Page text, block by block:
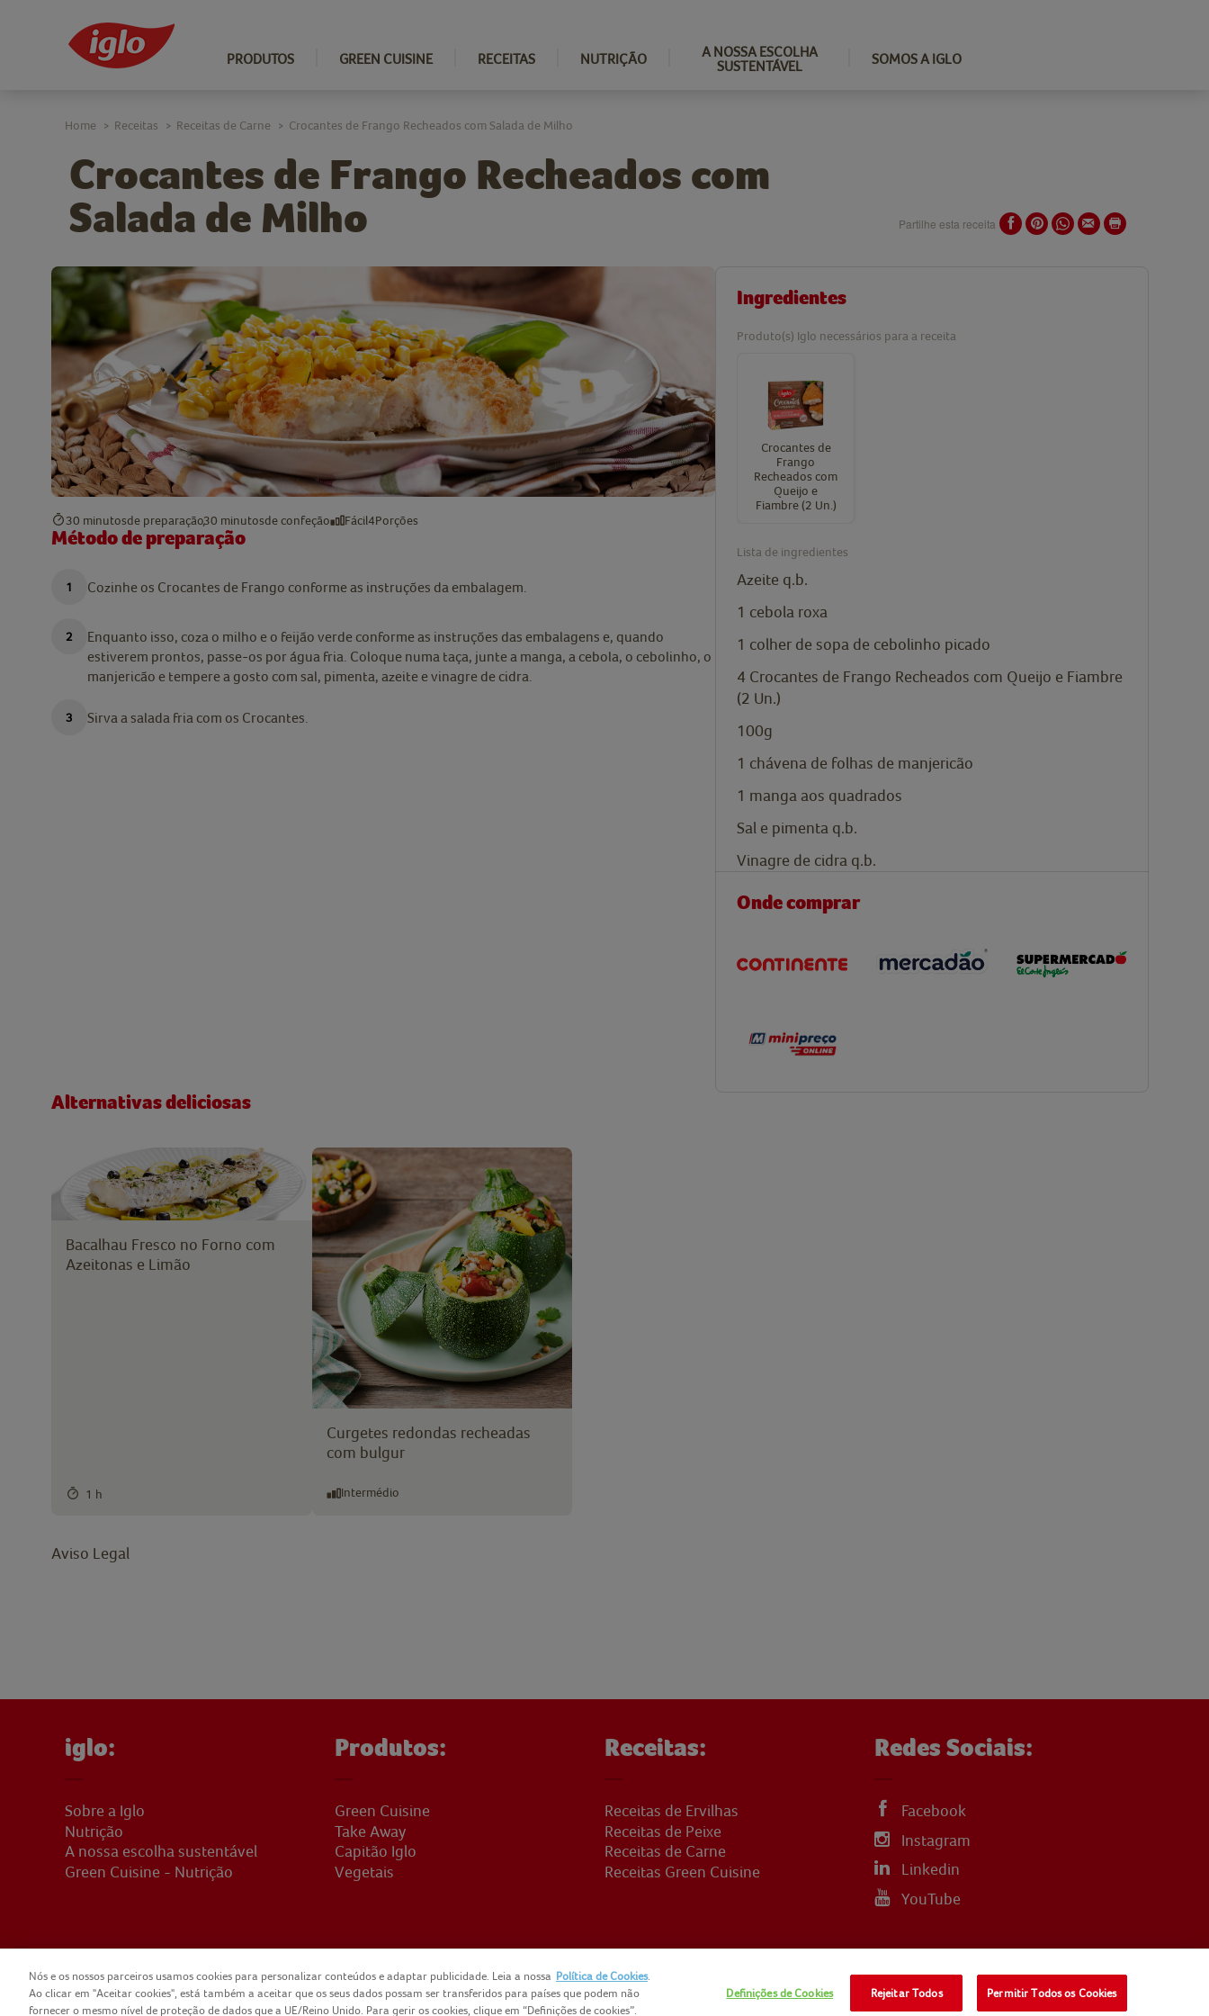
PRODUTOS GREEN CUISINE RECEITAS NUTRIÇÃO
A NOSSA ESCOLHA
SUSTENTÁVEL
SOMOS A IGLO
Crocantes de Frango Recheados com
Salada de Milho
Partilhe esta receita
Home > Receitas > Receitas de Carne > Crocantes de Frango Recheados com Salada de Milho
30 minutosde preparação30 minutosde confeção Fácil4Porções
Método de preparação
Cozinhe os Crocantes de Frango conforme as instruções da embalagem.
Enquanto isso, coza o milho e o feijão verde conforme as instruções das embalagens e, quando
estiverem prontos, passe-os por água fria. Coloque numa taça, junte a manga, a cebola, o cebolinho, o
manjericão e tempere a gosto com sal, pimenta, azeite e vinagre de cidra.
Sirva a salada fria com os Crocantes.
Ingredientes
Produto(s) Iglo necessários para a receita
Crocantes de
Frango
Recheados com
Queijo e
Fiambre (2 Un.)
Lista de ingredientes
Azeite q.b.
1 cebola roxa
1 colher de sopa de cebolinho picado
4 Crocantes de Frango Recheados com Queijo e Fiambre
(2 Un.)
100g
1 chávena de folhas de manjericão
1 manga aos quadrados
Sal e pimenta q.b.
Vinagre de cidra q.b.
Onde comprar
Alternativas deliciosas
Bacalhau Fresco no Forno com
Azeitonas e Limão
1 h
Curgetes redondas recheadas
com bulgur
Intermédio
Aviso Legal
iglo:
Sobre a Iglo
Nutrição
A nossa escolha sustentável
Green Cuisine - Nutrição
Produtos:
Green Cuisine
Take Away
Capitão Iglo
Vegetais
Receitas:
Receitas de Ervilhas
Receitas de Peixe
Receitas de Carne
Receitas Green Cuisine
Redes Sociais:
Facebook
Instagram
Linkedin
YouTube
COPYRIGHT IGLO PORTUGAL 2025 CONTACTOS NOMAD FOODSSITEMAP POLÍTICA DE PRIVACIDADEPOLITICA-DE-COOKIES
Nós e os nossos parceiros usamos cookies para personalizar conteúdos e adaptar publicidade. Leia a nossa Política de Cookies.
Ao clicar em "Aceitar cookies", está também a aceitar que os seus dados possam ser transferidos para países que podem não
fornecer o mesmo nível de proteção de dados que a UE/Reino Unido. Para gerir os cookies, clique em “Definições de cookies”.
Definições de Cookies Rejeitar Todos Permitir Todos os Cookies